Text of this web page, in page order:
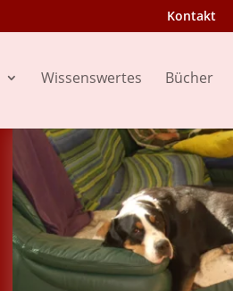
Kontakt
Wissenswertes Bücher